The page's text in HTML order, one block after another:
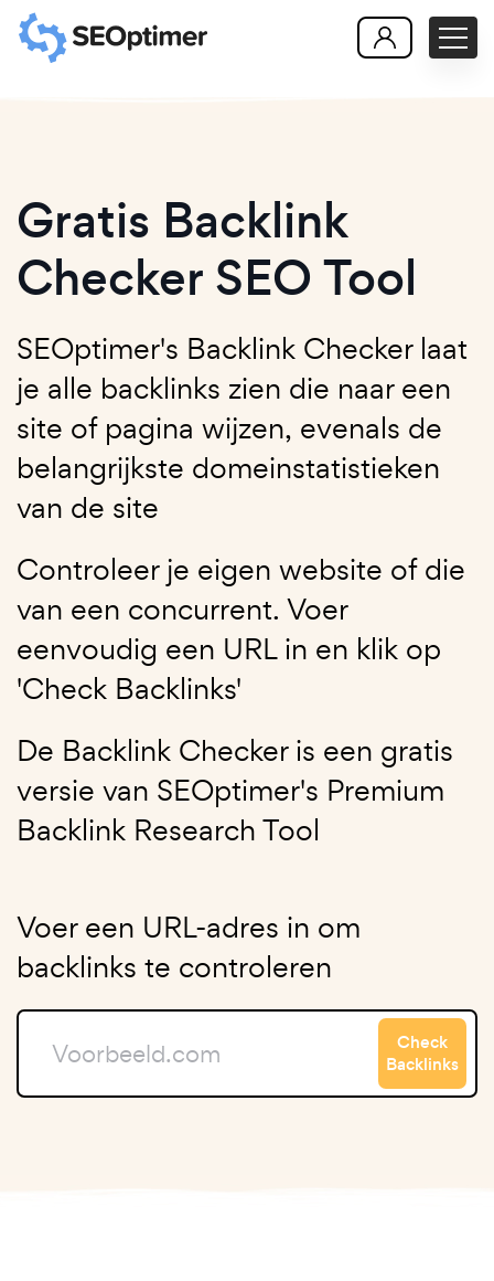
Gratis Backlink
Checker SEO Tool
SEOptimer's Backlink Checker laat
je alle backlinks zien die naar een
site of pagina wijzen, evenals de
belangrijkste domeinstatistieken
van de site
Controleer je eigen website of die
van een concurrent. Voer
eenvoudig een URL in en klik op
'Check Backlinks'
De Backlink Checker is een gratis
versie van SEOptimer's Premium
Backlink Research Tool
Voer een URL-adres in om
backlinks te controleren
Check
Backlinks